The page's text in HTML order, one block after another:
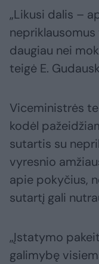
„Likusi dalis –
daugiau nei
teigė E.
Viceministrės
kodėl
sutartis su
vyresnio
apie pokyčius,
sutartį gali
„Įstatymo
galimybę